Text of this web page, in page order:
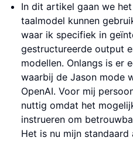
In dit artikel gaan we
taalmodel kunnen
waar ik specifiek in
gestructureerde output
modellen. Onlangs is er
waarbij de Jason mode
OpenAI. Voor mij
nuttig omdat het
instrueren om
Het is nu mijn